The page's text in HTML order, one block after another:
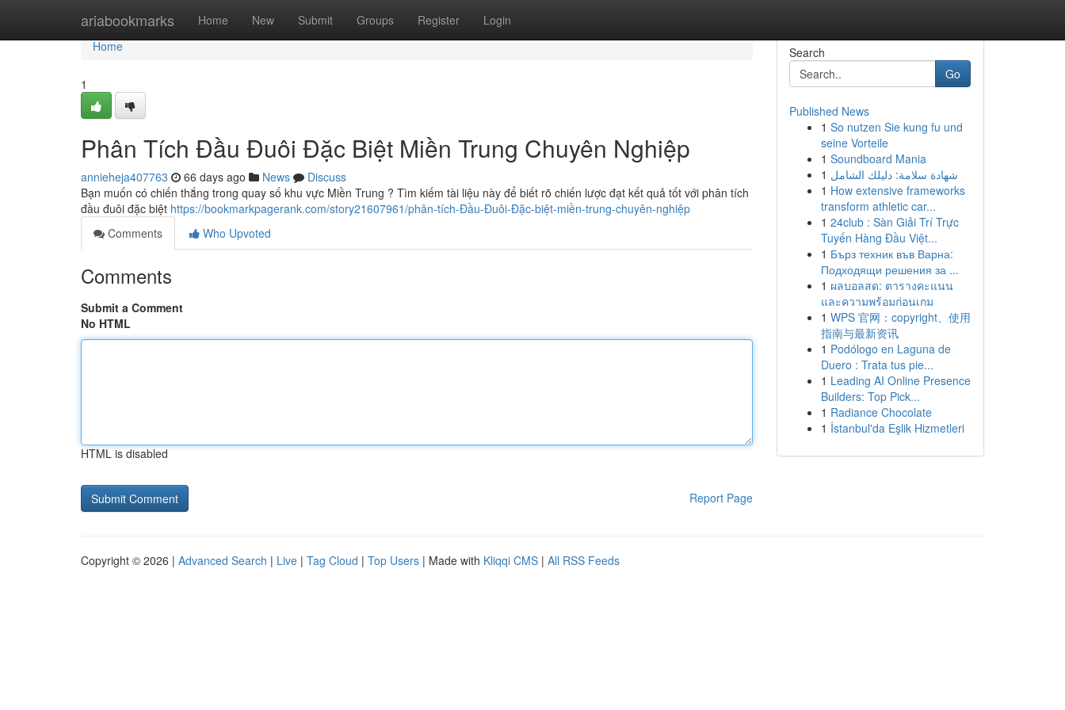
ariabookmarks Home New Submit Groups Register Login
Home
Home
1
Phân Tích Đầu Đuôi Đặc Biệt Miền Trung Chuyên Nghiệp
annieheja407763 66 days ago News
Discuss
Bạn muốn có chiến thắng trong quay số khu vực Miền Trung ? Tìm kiếm tài liệu này để biết rõ chiến lược đạt kết quả tốt với phân tích
đầu đuôi đặc biệt https://bookmarkpagerank.com/story21607961/phân-tích-Đầu-Đuôi-Đặc-biệt-miền-trung-chuyên-nghiệp
Comments
Who Upvoted
Comments
Submit a Comment
No HTML
HTML is disabled
Report Page
Search
Go
Published News
1 So nutzen Sie kung fu und
seine Vorteile
1 Soundboard Mania
1 شهادة سلامة: دليلك الشامل
1 How extensive frameworks
transform athletic car...
1 24club : Sàn Giải Trí Trực
Tuyến Hàng Đầu Việt...
1 Бърз техник във Варна:
Подходящи решения за ...
1 ผลบอลสด: ตารางคะแนน
และความพร้อมก่อนเกม
1 WPS 官网：copyright、使用
指南与最新资讯
1 Podólogo en Laguna de
Duero : Trata tus pie...
1 Leading AI Online Presence
Builders: Top Pick...
1 Radiance Chocolate
1 İstanbul'da Eşlik Hizmetleri
Copyright © 2026 | Advanced Search | Live | Tag Cloud | Top Users | Made with Kliqqi CMS | All RSS Feeds